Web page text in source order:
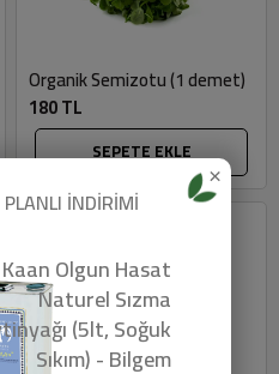
Organik Semizotu (1 demet)
180 TL
SEPETE EKLE
×
İNDİRİMİ
Kaan Olgun Hasat
Naturel Sızma
(5lt, Soğuk
Sıkım) - Bilgem